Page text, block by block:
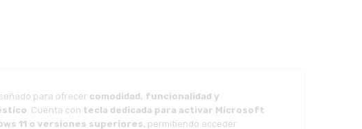
para ofrecer comodidad, funcionalidad y
. Cuenta con tecla dedicada para activar Microsoft
11 o versiones superiores, permitiendo acceder